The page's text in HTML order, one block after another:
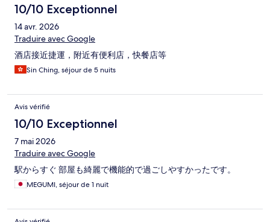
10/10 Exceptionnel
14 avr. 2026
Traduire avec Google
酒店接近捷運，附近有便利店，快餐店等
Sin Ching, séjour de 5 nuits
Avis vérifié
10/10 Exceptionnel
7 mai 2026
Traduire avec Google
駅からすぐ 部屋も綺麗で機能的で過ごしやすかったです。
MEGUMI, séjour de 1 nuit